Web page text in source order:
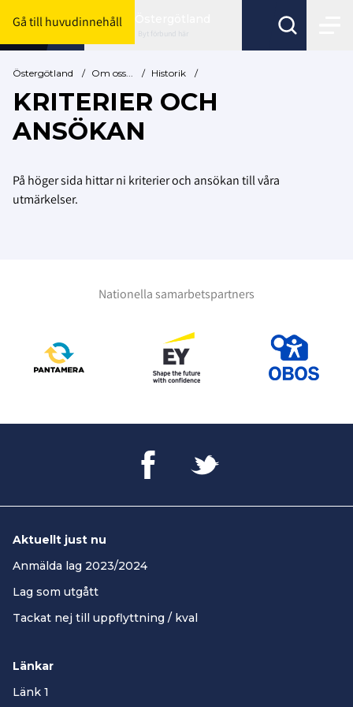
Gå till huvudinnehåll
Byt förbund här
Östergötland / Om oss... / Historik /
KRITERIER OCH
ANSÖKAN
På höger sida hittar ni kriterier och ansökan till våra
utmärkelser.
Nationella samarbetspartners
Aktuellt just nu
Anmälda lag 2023/2024
Lag som utgått
Tackat nej till uppflyttning / kval
Länkar
Länk 1